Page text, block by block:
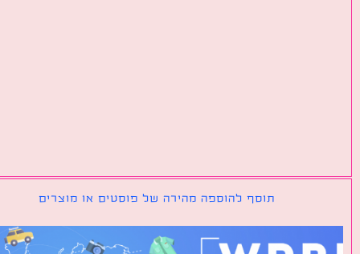
תוסף להוספה מהירה של פוסטים או מוצרים